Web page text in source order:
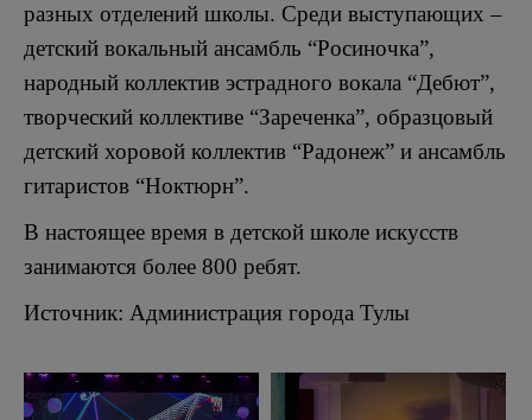
разных отделений школы. Среди выступающих –
детский вокальный ансамбль “Росиночка”,
народный коллектив эстрадного вокала “Дебют”,
творческий коллективе “Зареченка”, образцовый
детский хоровой коллектив “Радонеж” и ансамбль
гитаристов “Ноктюрн”.
В настоящее время в детской школе искусств
занимаются более 800 ребят.
Источник: Администрация города Тулы